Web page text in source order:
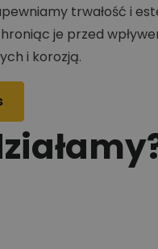
trwałość i
je przed
i korozją.